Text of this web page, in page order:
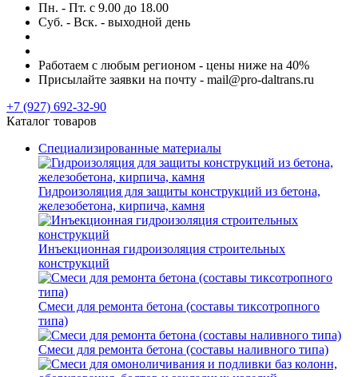
Пн. - Пт. с 9.00 до 18.00
Суб. - Вск. - выходной день
Работаем с любым регионом - цены ниже на 40%
Присылайте заявки на почту - mail@pro-daltrans.ru
+7 (927) 692-32-90
Каталог товаров
Специализированные материалы
Гидроизоляция для защиты конструкций из бетона,
железобетона, кирпича, камня
Инъекционная гидроизоляция строительных
конструкций
Смеси для ремонта бетона (составы тиксотропного
типа)
Смеси для ремонта бетона (составы наливного типа)